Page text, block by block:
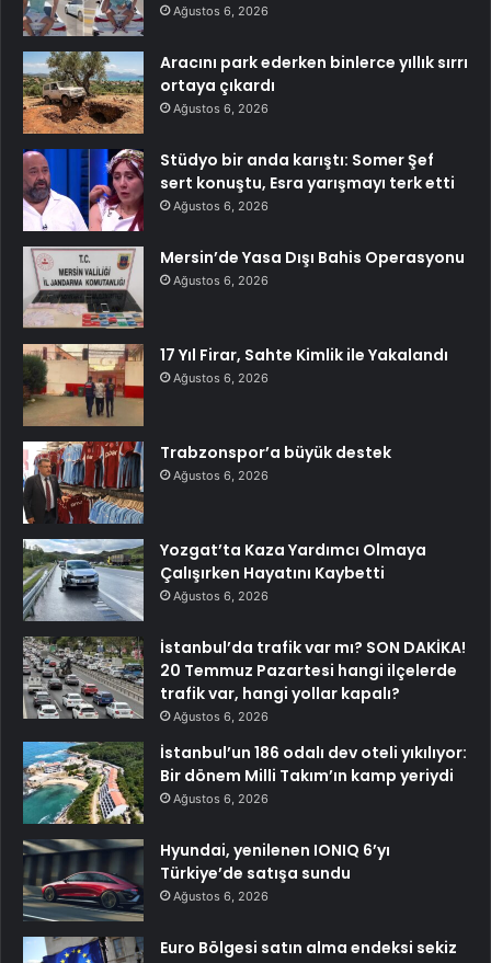
Ağustos 6, 2026
Aracını park ederken binlerce yıllık sırrı
ortaya çıkardı
Ağustos 6, 2026
Stüdyo bir anda karıştı: Somer Şef
sert konuştu, Esra yarışmayı terk etti
Ağustos 6, 2026
Mersin’de Yasa Dışı Bahis Operasyonu
Ağustos 6, 2026
17 Yıl Firar, Sahte Kimlik ile Yakalandı
Ağustos 6, 2026
Trabzonspor’a büyük destek
Ağustos 6, 2026
Yozgat’ta Kaza Yardımcı Olmaya
Çalışırken Hayatını Kaybetti
Ağustos 6, 2026
İstanbul’da trafik var mı? SON DAKİKA!
20 Temmuz Pazartesi hangi ilçelerde
trafik var, hangi yollar kapalı?
Ağustos 6, 2026
İstanbul’un 186 odalı dev oteli yıkılıyor:
Bir dönem Milli Takım’ın kamp yeriydi
Ağustos 6, 2026
Hyundai, yenilenen IONIQ 6’yı
Türkiye’de satışa sundu
Ağustos 6, 2026
Euro Bölgesi satın alma endeksi sekiz